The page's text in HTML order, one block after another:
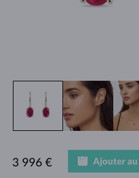
3 996 € Ajouter au